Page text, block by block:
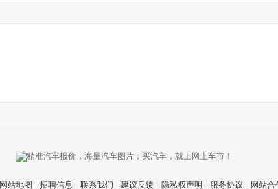
网站地图 招聘信息 联系我们 建议反馈 隐私权声明 服务协议 网站合